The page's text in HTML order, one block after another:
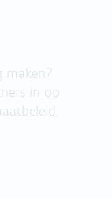
maken?
in op